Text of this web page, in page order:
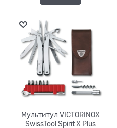
Мультитул VICTORINOX
SwissTool Spirit X Plus